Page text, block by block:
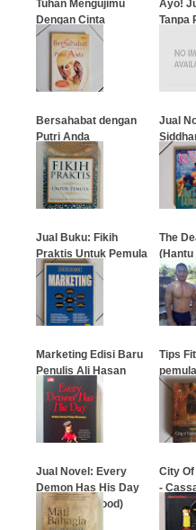
Tuhan Mengujimu
Dengan Cinta
Ayo!
Tanpa
Bersahabat dengan
Putri Anda
…
Jual
Hesse
Jual Buku: Fikih
Praktis Untuk Pemula
The
(Hantu
R.L.
…
Marketing Edisi Baru
Penulis Ali Hasan
…
Tips
pemula
Jual Novel: Every
Demon Has His Day
(Cara Lockwood)
City Of
-